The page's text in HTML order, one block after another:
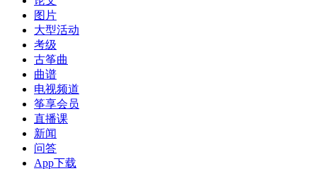
图片
大型活动
考级
古筝曲
曲谱
电视频道
筝享会员
直播课
新闻
问答
App下载